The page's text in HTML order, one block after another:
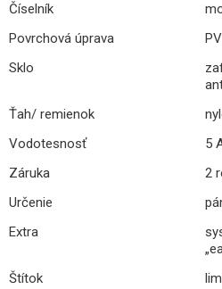
Číselník
Povrchová úprava
Sklo
Ťah/ remienok
Vodotesnosť
5
Záruka
2
Určenie
Extra
Štítok